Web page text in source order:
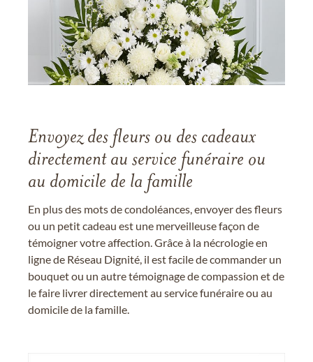
Envoyez des fleurs ou des cadeaux
directement au service funéraire ou
au domicile de la famille
En plus des mots de condoléances, envoyer des fleurs
ou un petit cadeau est une merveilleuse façon de
témoigner votre affection. Grâce à la nécrologie en
ligne de Réseau Dignité, il est facile de commander un
bouquet ou un autre témoignage de compassion et de
le faire livrer directement au service funéraire ou au
domicile de la famille.